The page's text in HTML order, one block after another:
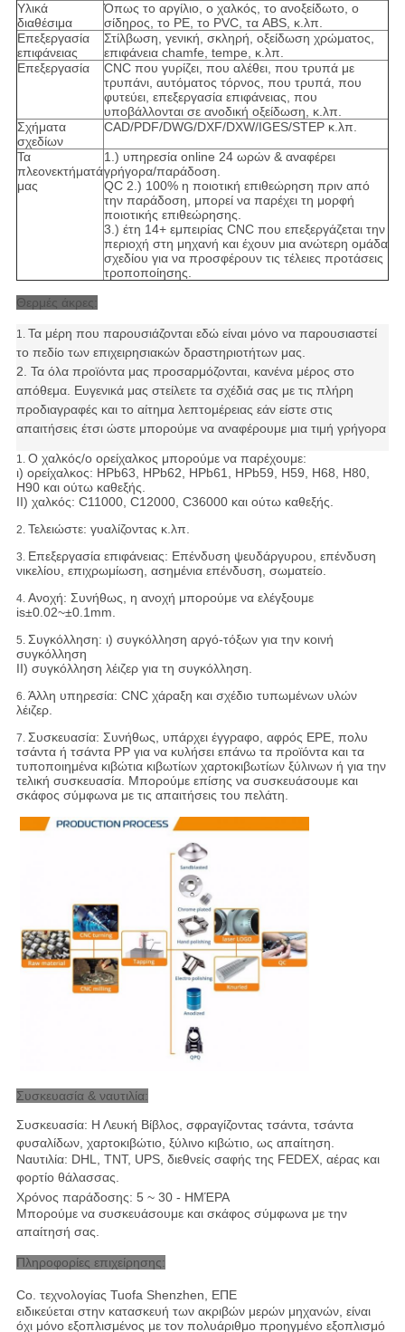
Υλικά
διαθέσιμα
Όπως το αργίλιο, ο χαλκός, το ανοξείδωτο, ο
σίδηρος, το PE, το PVC, τα ABS, κ.λπ.
Επεξεργασία
επιφάνειας
Στίλβωση, γενική, σκληρή, οξείδωση χρώματος,
επιφάνεια chamfe, tempe, κ.λπ.
Επεξεργασία
CNC που γυρίζει, που αλέθει, που τρυπά με
τρυπάνι, αυτόματος τόρνος, που τρυπά, που
φυτεύει, επεξεργασία επιφάνειας, που
υποβάλλονται σε ανοδική οξείδωση, κ.λπ.
Σχήματα
σχεδίων
CAD/PDF/DWG/DXF/DXW/IGES/STEP κ.λπ.
Τα
πλεονεκτήματά
μας
1.) υπηρεσία online 24 ωρών & αναφέρει
γρήγορα/παράδοση.
QC 2.) 100% η ποιοτική επιθεώρηση πριν από
την παράδοση, μπορεί να παρέχει τη μορφή
ποιοτικής επιθεώρησης.
3.) έτη 14+ εμπειρίας CNC που επεξεργάζεται την
περιοχή στη μηχανή και έχουν μια ανώτερη ομάδα
σχεδίου για να προσφέρουν τις τέλειες προτάσεις
τροποποίησης.
Θερμές άκρες:
1. Τα μέρη που παρουσιάζονται εδώ είναι μόνο να παρουσιαστεί
το πεδίο των επιχειρησιακών δραστηριοτήτων μας.
2. Τα όλα προϊόντα μας προσαρμόζονται, κανένα μέρος στο
απόθεμα. Ευγενικά μας στείλετε τα σχέδιά σας με τις πλήρη
προδιαγραφές και το αίτημα λεπτομέρειας εάν είστε στις
απαιτήσεις έτσι ώστε μπορούμε να αναφέρουμε μια τιμή γρήγορα
1. Ο χαλκός/ο ορείχαλκος μπορούμε να παρέχουμε:
ι) ορείχαλκος: HPb63, HPb62, HPb61, HPb59, H59, H68, H80,
H90 και ούτω καθεξής.
ΙΙ) χαλκός: C11000, C12000, C36000 και ούτω καθεξής.
2. Τελειώστε: γυαλίζοντας κ.λπ.
3. Επεξεργασία επιφάνειας: Επένδυση ψευδάργυρου, επένδυση
νικελίου, επιχρωμίωση, ασημένια επένδυση, σωματείο.
4. Ανοχή: Συνήθως, η ανοχή μπορούμε να ελέγξουμε
is±0.02~±0.1mm.
5. Συγκόλληση: ι) συγκόλληση αργό-τόξων για την κοινή
συγκόλληση
ΙΙ) συγκόλληση λέιζερ για τη συγκόλληση.
6. Άλλη υπηρεσία: CNC χάραξη και σχέδιο τυπωμένων υλών
λέιζερ.
7. Συσκευασία: Συνήθως, υπάρχει έγγραφο, αφρός EPE, πολυ
τσάντα ή τσάντα PP για να κυλήσει επάνω τα προϊόντα και τα
τυποποιημένα κιβώτια κιβωτίων χαρτοκιβωτίων ξύλινων ή για την
τελική συσκευασία. Μπορούμε επίσης να συσκευάσουμε και
σκάφος σύμφωνα με τις απαιτήσεις του πελάτη.
Συσκευασία & ναυτιλία:
Συσκευασία: Η Λευκή Βίβλος, σφραγίζοντας τσάντα, τσάντα
φυσαλίδων, χαρτοκιβώτιο, ξύλινο κιβώτιο, ως απαίτηση.
Ναυτιλία: DHL, TNT, UPS, διεθνείς σαφής της FEDEX, αέρας και
φορτίο θάλασσας
Χρόνος παράδοσης: 5 ~ 30 - ΗΜΈΡΑ
Μπορούμε να συσκευάσουμε και σκάφος σύμφωνα με την
απαίτησή σας.
Πληροφορίες επιχείρησης:
Co. τεχνολογίας Tuofa Shenzhen, ΕΠΕ
ειδικεύεται στην κατασκευή των ακριβών μερών μηχανών, είναι
όχι μόνο εξοπλισμένος με τον πολυάριθμο προηγμένο εξοπλισμό